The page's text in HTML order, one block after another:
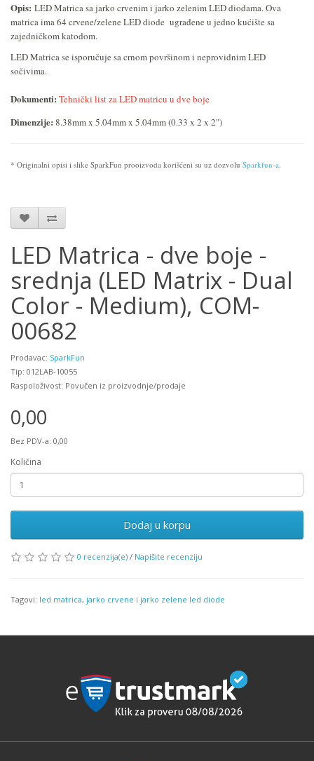
Opis: LED Matrica sa jarko crvenim i jarko zelenim LED diodama. Ova
matrica ima 64 crvene/zelene LED diode ugrađene u jedno kućište sa
zajedničkom katodom.
LED Matrica se isporučuje sa crnom površinom i neprovidnim LED
sočivima.
Dokumenti: Tehnički list za LED matricu u dve boje
Dimenzije: 8.38mm x 5.04mm x 5.04mm(0.33 x 2 x 2")
* Originalni opisi i slike SparkFun prooizvoda korišćeni su uz dozvolu Sparkfun-a.
LED Matrica - dve boje -
srednja (LED Matrix - Dual
Color - Medium), COM-
00682
Prodavac: SparkFun
Tip: 012LAB-10055
Raspoloživost: Povučen iz proizvodnje/prodaje
0,00
Bez PDV-a: 0,00
Količina
Dodaj u korpu
0 recenzija(e) / Napišite recenziju
Tagovi: led matrica, jarko crvene i jarko zelene led diode